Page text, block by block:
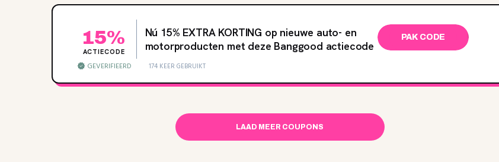
15%
ACTIECODE
Nú 15‌% EXTRA KORTING op nieuwe auto- en
motorproducten met deze Banggood actiecode
PAK CODE
GEVERIFIEERD 174 KEER GEBRUIKT
LAAD MEER COUPONS